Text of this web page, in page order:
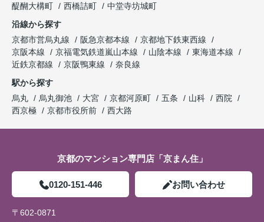
醍醐大構町
西橋詰町
中堂寺坊城町
沿線から探す
京都市営烏丸線
阪急京都本線
京都地下鉄東西線
京阪本線
京福電気鉄道嵐山本線 山陰本線
東海道本線
近鉄京都線
京阪鴨東線
奈良線
駅から探す
烏丸
烏丸御池 大宮 京都河原町 五条 山科
西院
西京極
京都市役所前 西大路
京都のマンション専門店「京まん住」
0120-151-446 お問い合わせ
〒602-0871